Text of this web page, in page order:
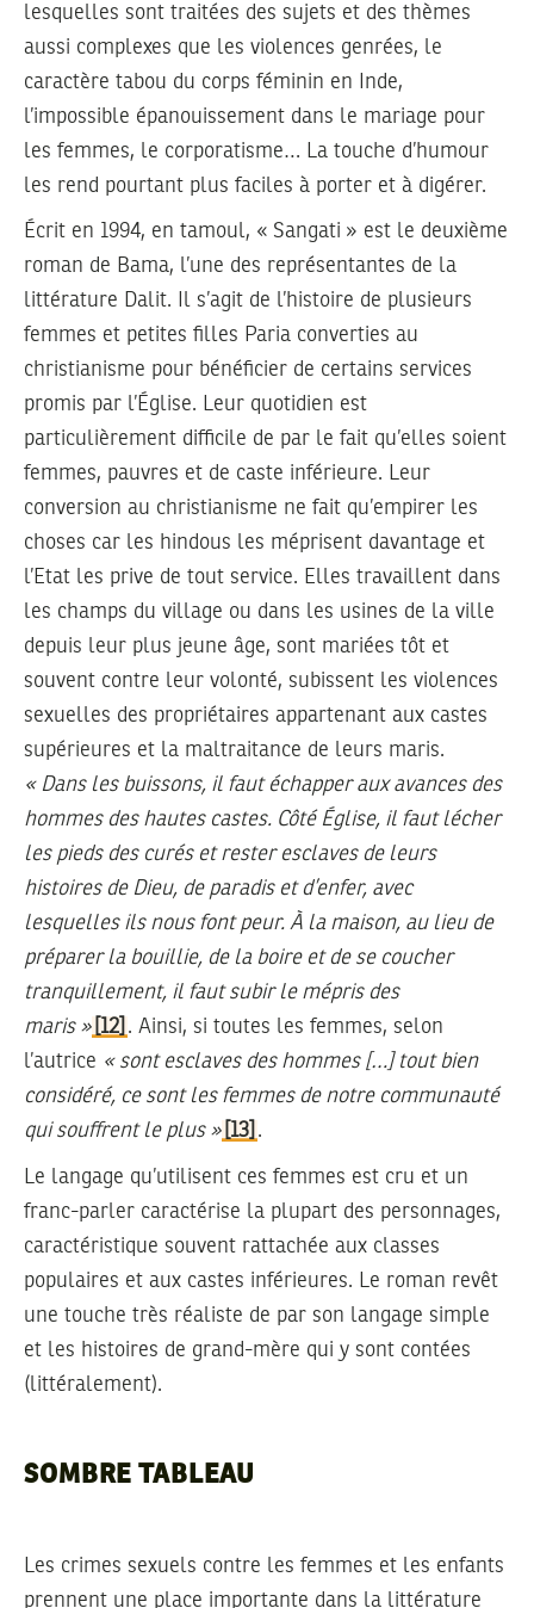
lesquelles sont traitées des sujets et des thèmes
aussi complexes que les violences genrées, le
caractère tabou du corps féminin en Inde,
l’impossible épanouissement dans le mariage pour
les femmes, le corporatisme… La touche d’humour
les rend pourtant plus faciles à porter et à digérer.
Écrit en 1994, en tamoul, « Sangati » est le deuxième
roman de Bama, l’une des représentantes de la
littérature Dalit. Il s’agit de l’histoire de plusieurs
femmes et petites filles Paria converties au
christianisme pour bénéficier de certains services
promis par l’Église. Leur quotidien est
particulièrement difficile de par le fait qu’elles soient
femmes, pauvres et de caste inférieure. Leur
conversion au christianisme ne fait qu’empirer les
choses car les hindous les méprisent davantage et
l’Etat les prive de tout service. Elles travaillent dans
les champs du village ou dans les usines de la ville
depuis leur plus jeune âge, sont mariées tôt et
souvent contre leur volonté, subissent les violences
sexuelles des propriétaires appartenant aux castes
supérieures et la maltraitance de leurs maris.
« Dans les buissons, il faut échapper aux avances des
hommes des hautes castes. Côté Église, il faut lécher
les pieds des curés et rester esclaves de leurs
histoires de Dieu, de paradis et d’enfer, avec
lesquelles ils nous font peur. À la maison, au lieu de
préparer la bouillie, de la boire et de se coucher
tranquillement, il faut subir le mépris des
maris » [12] . Ainsi, si toutes les femmes, selon
l’autrice « sont esclaves des hommes […] tout bien
considéré, ce sont les femmes de notre communauté
qui souffrent le plus » [13] .
Le langage qu’utilisent ces femmes est cru et un
franc-parler caractérise la plupart des personnages,
caractéristique souvent rattachée aux classes
populaires et aux castes inférieures. Le roman revêt
une touche très réaliste de par son langage simple
et les histoires de grand-mère qui y sont contées
(littéralement).
SOMBRE TABLEAU
Les crimes sexuels contre les femmes et les enfants
prennent une place importante dans la littérature